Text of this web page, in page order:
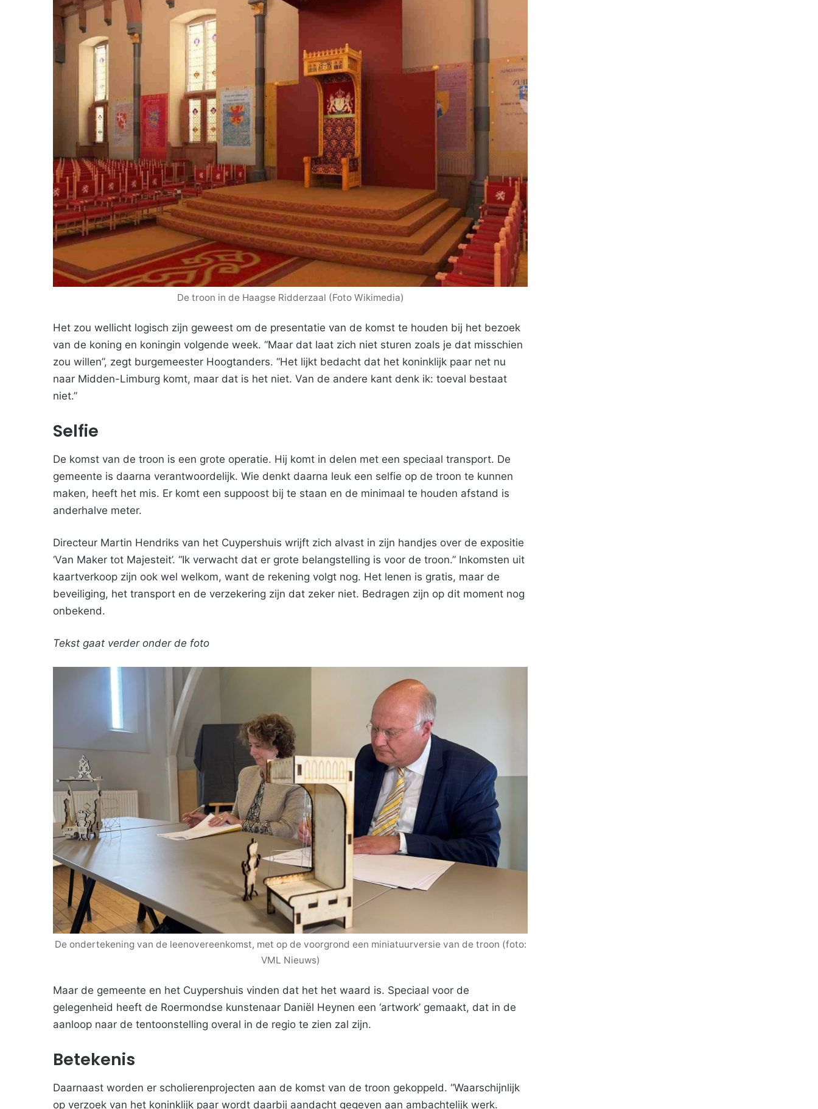
De troon in de Haagse Ridderzaal (Foto Wikimedia)
Het zou wellicht logisch zijn geweest om de presentatie van de komst te houden bij het bezoek
van de koning en koningin volgende week. “Maar dat laat zich niet sturen zoals je dat misschien
zou willen”, zegt burgemeester Hoogtanders. “Het lijkt bedacht dat het koninklijk paar net nu
naar Midden-Limburg komt, maar dat is het niet. Van de andere kant denk ik: toeval bestaat
niet.”
Selfie
De komst van de troon is een grote operatie. Hij komt in delen met een speciaal transport. De
gemeente is daarna verantwoordelijk. Wie denkt daarna leuk een selfie op de troon te kunnen
maken, heeft het mis. Er komt een suppoost bij te staan en de minimaal te houden afstand is
anderhalve meter.
Directeur Martin Hendriks van het Cuypershuis wrijft zich alvast in zijn handjes over de expositie
‘Van Maker tot Majesteit’. “Ik verwacht dat er grote belangstelling is voor de troon.” Inkomsten uit
kaartverkoop zijn ook wel welkom, want de rekening volgt nog. Het lenen is gratis, maar de
beveiliging, het transport en de verzekering zijn dat zeker niet. Bedragen zijn op dit moment nog
onbekend.
Tekst gaat verder onder de foto
De ondertekening van de leenovereenkomst, met op de voorgrond een miniatuurversie van de troon (foto:
VML Nieuws)
Maar de gemeente en het Cuypershuis vinden dat het het waard is. Speciaal voor de
gelegenheid heeft de Roermondse kunstenaar Daniël Heynen een ‘artwork’ gemaakt, dat in de
aanloop naar de tentoonstelling overal in de regio te zien zal zijn.
Betekenis
Daarnaast worden er scholierenprojecten aan de komst van de troon gekoppeld. “Waarschijnlijk
op verzoek van het koninklijk paar wordt daarbij aandacht gegeven aan ambachtelijk werk.